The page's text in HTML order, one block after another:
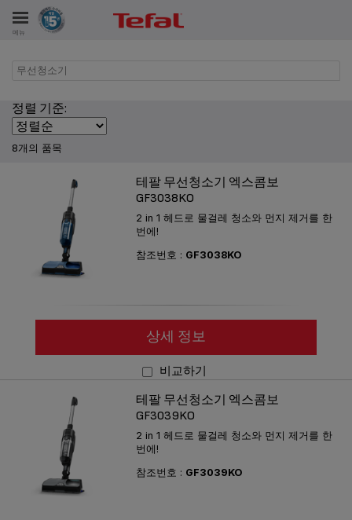
메뉴
무선청소기
정렬 기준:
8개의 품목
테팔 무선청소기 엑스콤보
GF3038KO
2 in 1 헤드로 물걸레 청소와 먼지 제거를 한
번에!
참조번호 : GF3038KO
상세 정보
비교하기
테팔 무선청소기 엑스콤보
GF3039KO
2 in 1 헤드로 물걸레 청소와 먼지 제거를 한
번에!
참조번호 : GF3039KO